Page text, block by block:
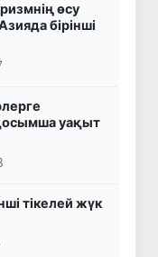
өсу
бірінші
уақыт
тікелей жүк